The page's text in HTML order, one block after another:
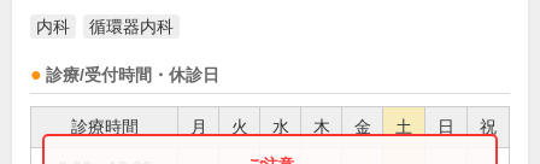
内科 循環器内科
診療/受付時間・休診日
診療時間 月 火 水 木 金 土 日 祝